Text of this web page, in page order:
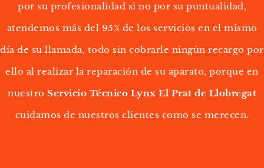
por su profesionalidad si no por su puntualidad,
atendemos más del 95% de los servicios en el mismo
día de su llamada, todo sin cobrarle ningún recargo por
ello al realizar la reparación de su aparato, porque en
nuestro Servicio Técnico Lynx El Prat de Llobregat
cuidamos de nuestros clientes como se merecen.